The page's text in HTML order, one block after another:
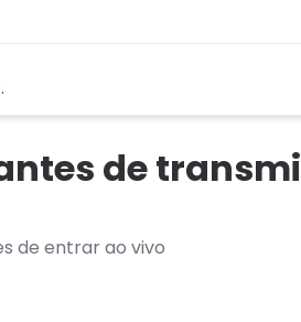
de
de entrar ao vivo